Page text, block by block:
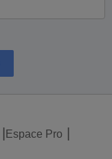
Espace Pro